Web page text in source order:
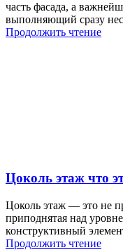
часть фасада, а
выполняющий сразу
Продолжить чтение
Цоколь этаж что
Цоколь этаж — это не
приподнятая над
конструктивный
Продолжить чтение